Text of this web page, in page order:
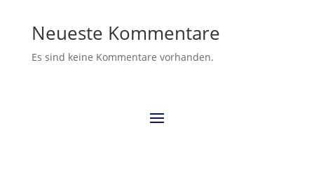
Neueste Kommentare
Es sind keine Kommentare vorhanden.